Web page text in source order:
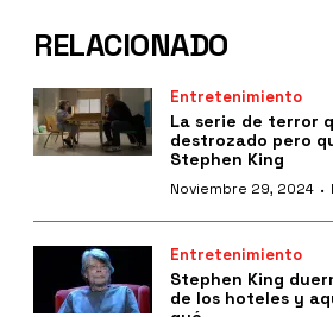
RELACIONADO
Entretenimiento
La serie de terror
destrozado pero
Stephen King
Noviembre 29, 2024 ·
Entretenimiento
Stephen King
de los hoteles y